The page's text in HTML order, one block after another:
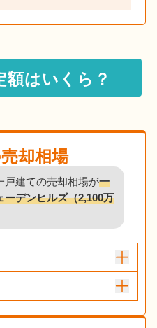
額はいくら？
却相場
戸建ての売却相場が一
ーデンヒルズ（2,100万